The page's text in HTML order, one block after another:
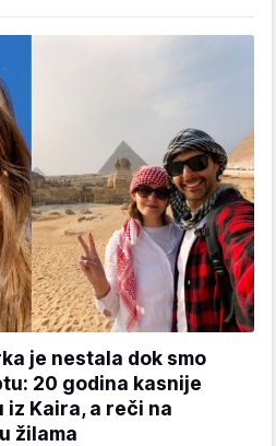
je nestala dok smo
20 godina kasnije
Kaira, a reči na
žilama